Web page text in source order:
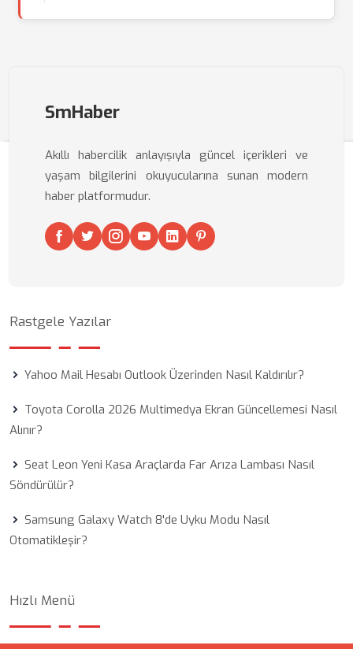
SmHaber
Akıllı habercilik anlayışıyla güncel içerikleri ve
yaşam bilgilerini okuyucularına sunan modern
haber platformudur.
Rastgele Yazılar
Yahoo Mail Hesabı Outlook Üzerinden Nasıl Kaldırılır?
Toyota Corolla 2026 Multimedya Ekran Güncellemesi Nasıl
Alınır?
Seat Leon Yeni Kasa Araçlarda Far Arıza Lambası Nasıl
Söndürülür?
Samsung Galaxy Watch 8'de Uyku Modu Nasıl
Otomatikleşir?
Hızlı Menü